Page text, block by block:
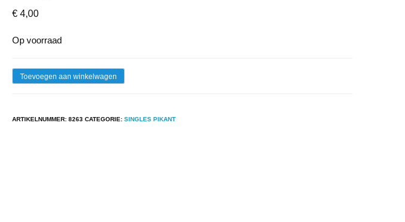
€ 4,00
Op voorraad
Single
Toevoegen aan winkelwagen
ARTIKELNUMMER:8263 CATEGORIE:SINGLES PIKANT